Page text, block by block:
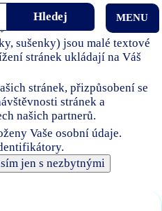
cookies.
sušenky) jsou malé textové
stránek ukládají na Váš
stránek, přizpůsobení se
stránek a
našich partnerů.
Vaše osobní údaje.
jen s nezbytnými
MENU